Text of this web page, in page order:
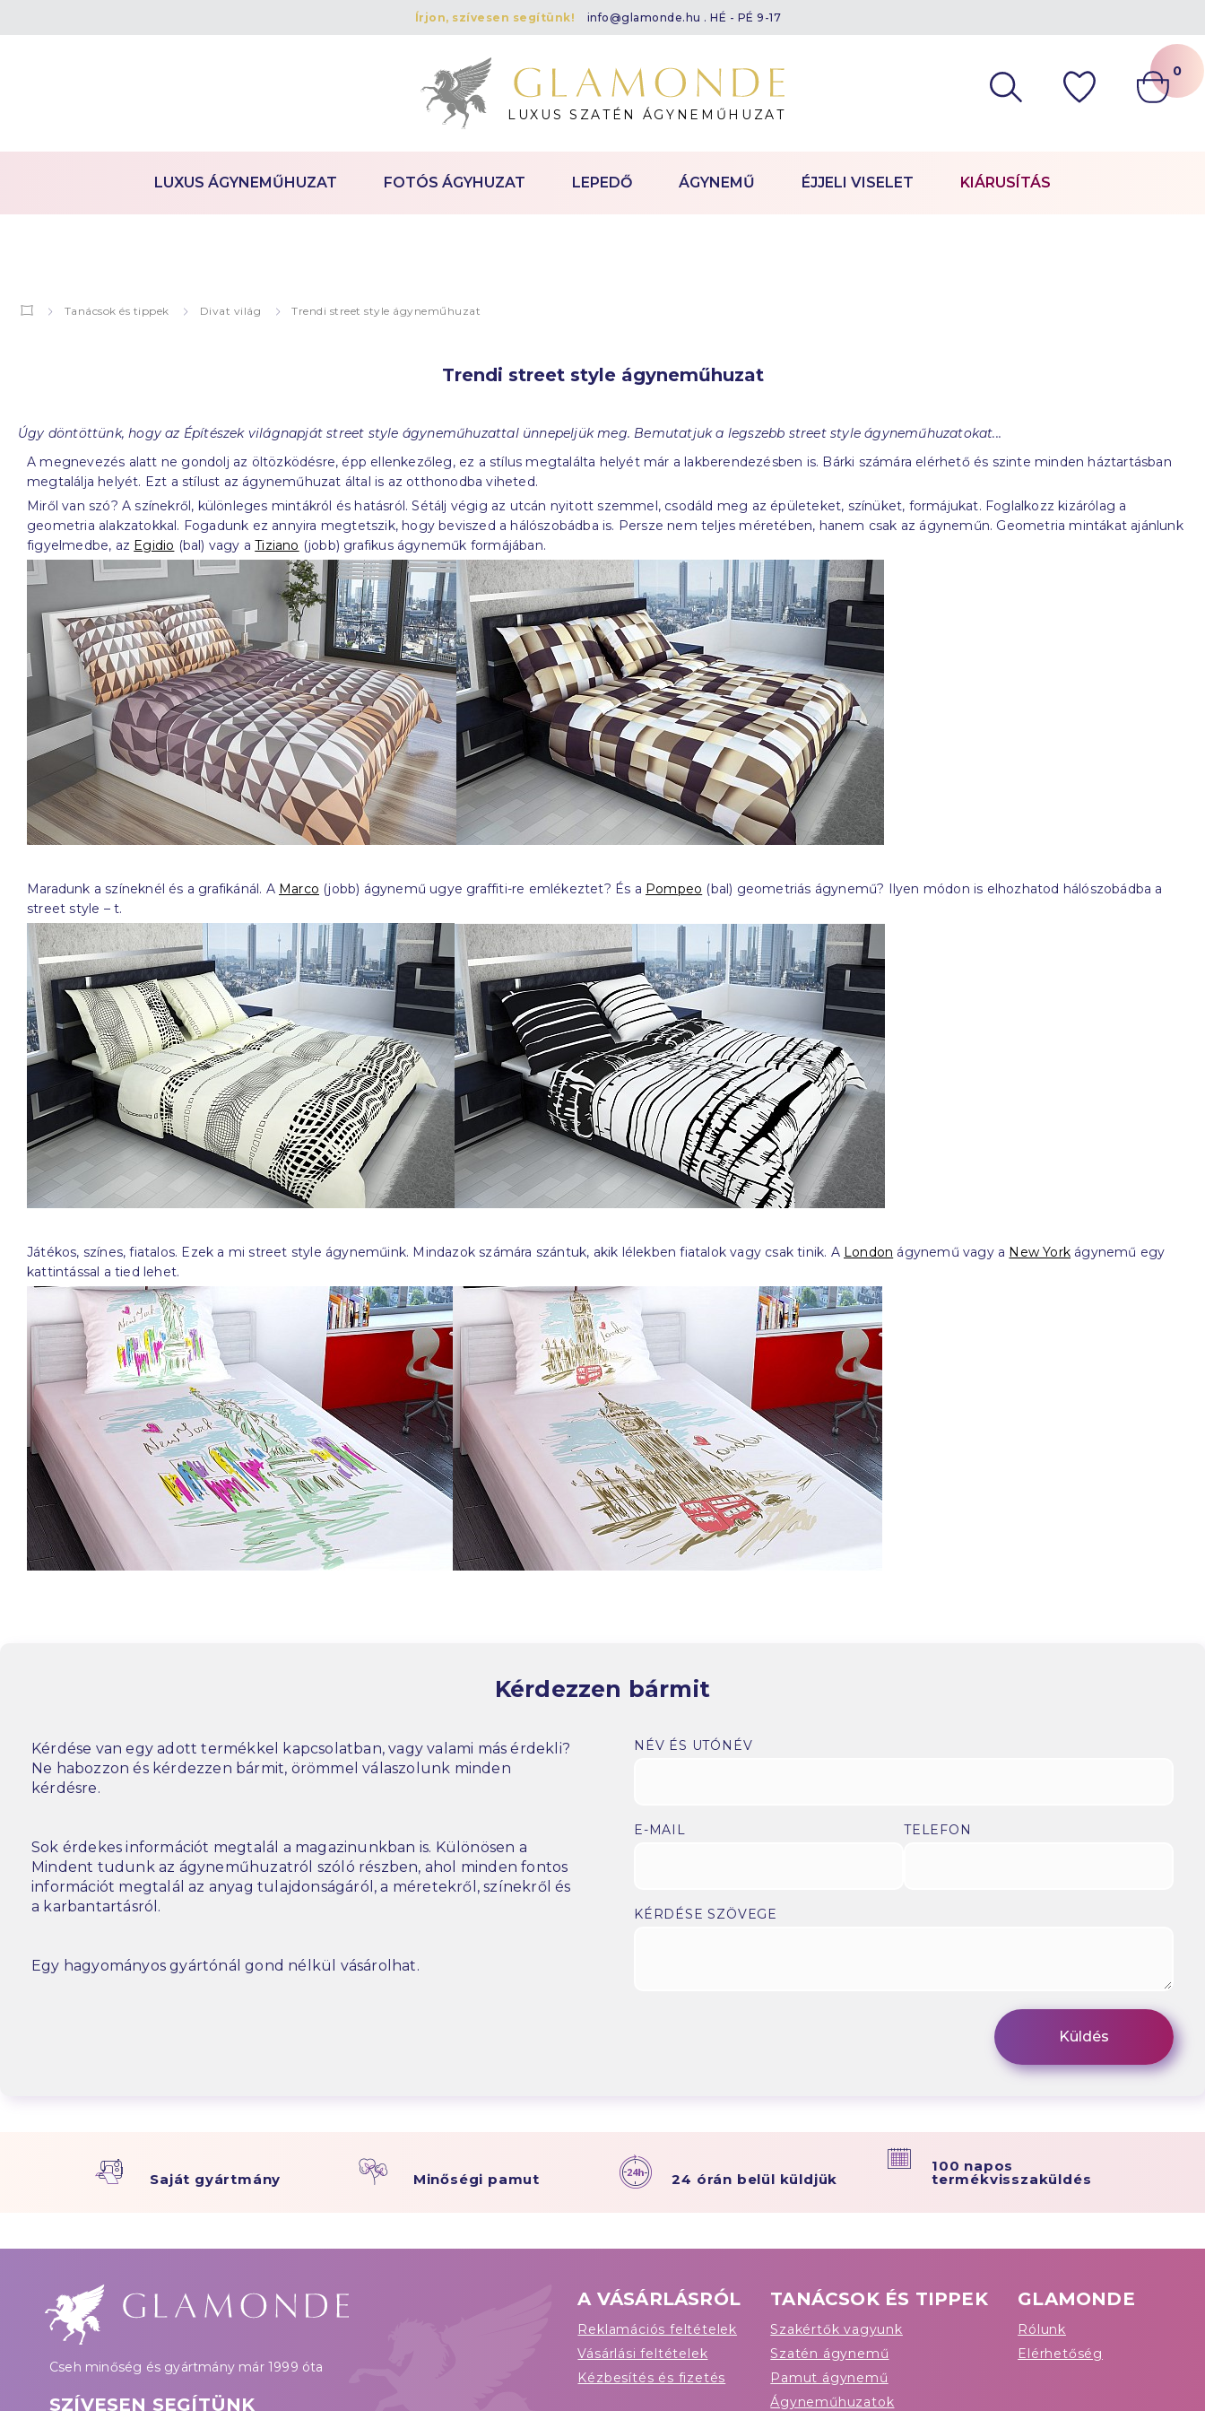
Írjon, szívesen segítünk! info@glamonde.hu . HÉ - PÉ 9-17
LUXUS SZATÉN ÁGYNEMŰHUZAT
0
LUXUS ÁGYNEMŰHUZAT FOTÓS ÁGYHUZAT LEPEDŐ ÁGYNEMŰ ÉJJELI VISELET KIÁRUSÍTÁS
Tanácsok és tippek Divat világ Trendi street style ágyneműhuzat
Trendi street style ágyneműhuzat
Úgy döntöttünk, hogy az Építészek világnapját street style ágyneműhuzattal ünnepeljük meg. Bemutatjuk a legszebb street style ágyneműhuzatokat...
A megnevezés alatt ne gondolj az öltözködésre, épp ellenkezőleg, ez a stílus megtalálta helyét már a lakberendezésben is. Bárki számára elérhető és szinte minden háztartásban
megtalálja helyét. Ezt a stílust az ágyneműhuzat által is az otthonodba viheted.
Miről van szó? A színekről, különleges mintákról és hatásról. Sétálj végig az utcán nyitott szemmel, csodáld meg az épületeket, színüket, formájukat. Foglalkozz kizárólag a
geometria alakzatokkal. Fogadunk ez annyira megtetszik, hogy beviszed a hálószobádba is. Persze nem teljes méretében, hanem csak az ágyneműn. Geometria mintákat ajánlunk
figyelmedbe, az Egidio (bal) vagy aTiziano (jobb) grafikus ágyneműk formájában.
Maradunk a színeknél és a grafikánál. A Marco (jobb) ágynemű ugye graffiti-re emlékeztet? És a Pompeo (bal) geometriás ágynemű? Ilyen módon is elhozhatod hálószobádba a
street style – t.
Játékos, színes, fiatalos. Ezek a mi street style ágyneműink. Mindazok számára szántuk, akik lélekben fiatalok vagy csak tinik. A London ágynemű vagy a New York ágynemű egy
kattintással a tied lehet.
Kérdezzen bármit
Kérdése van egy adott termékkel kapcsolatban, vagy valami más érdekli?
Ne habozzon és kérdezzen bármit, örömmel válaszolunk minden
kérdésre.
Sok érdekes információt megtalál a magazinunkban is. Különösen a
Mindent tudunk az ágyneműhuzatról szóló részben, ahol minden fontos
információt megtalál az anyag tulajdonságáról, a méretekről, színekről és
a karbantartásról.
Egy hagyományos gyártónál gond nélkül vásárolhat.
NÉV ÉS UTÓNÉV
E-MAIL TELEFON
KÉRDÉSE SZÖVEGE
Saját gyártmány Minőségi pamut 24 órán belül küldjük
100 napos
termékvisszaküldés
Cseh minőség és gyártmány már 1999 óta
SZÍVESEN SEGÍTÜNK
A VÁSÁRLÁSRÓL
Reklamációs feltételek
Vásárlási feltételek
Kézbesítés és fizetés
TANÁCSOK ÉS TIPPEK
Szakértők vagyunk
Szatén ágynemű
Pamut ágynemű
Ágyneműhuzatok
GLAMONDE
Rólunk
Elérhetőség